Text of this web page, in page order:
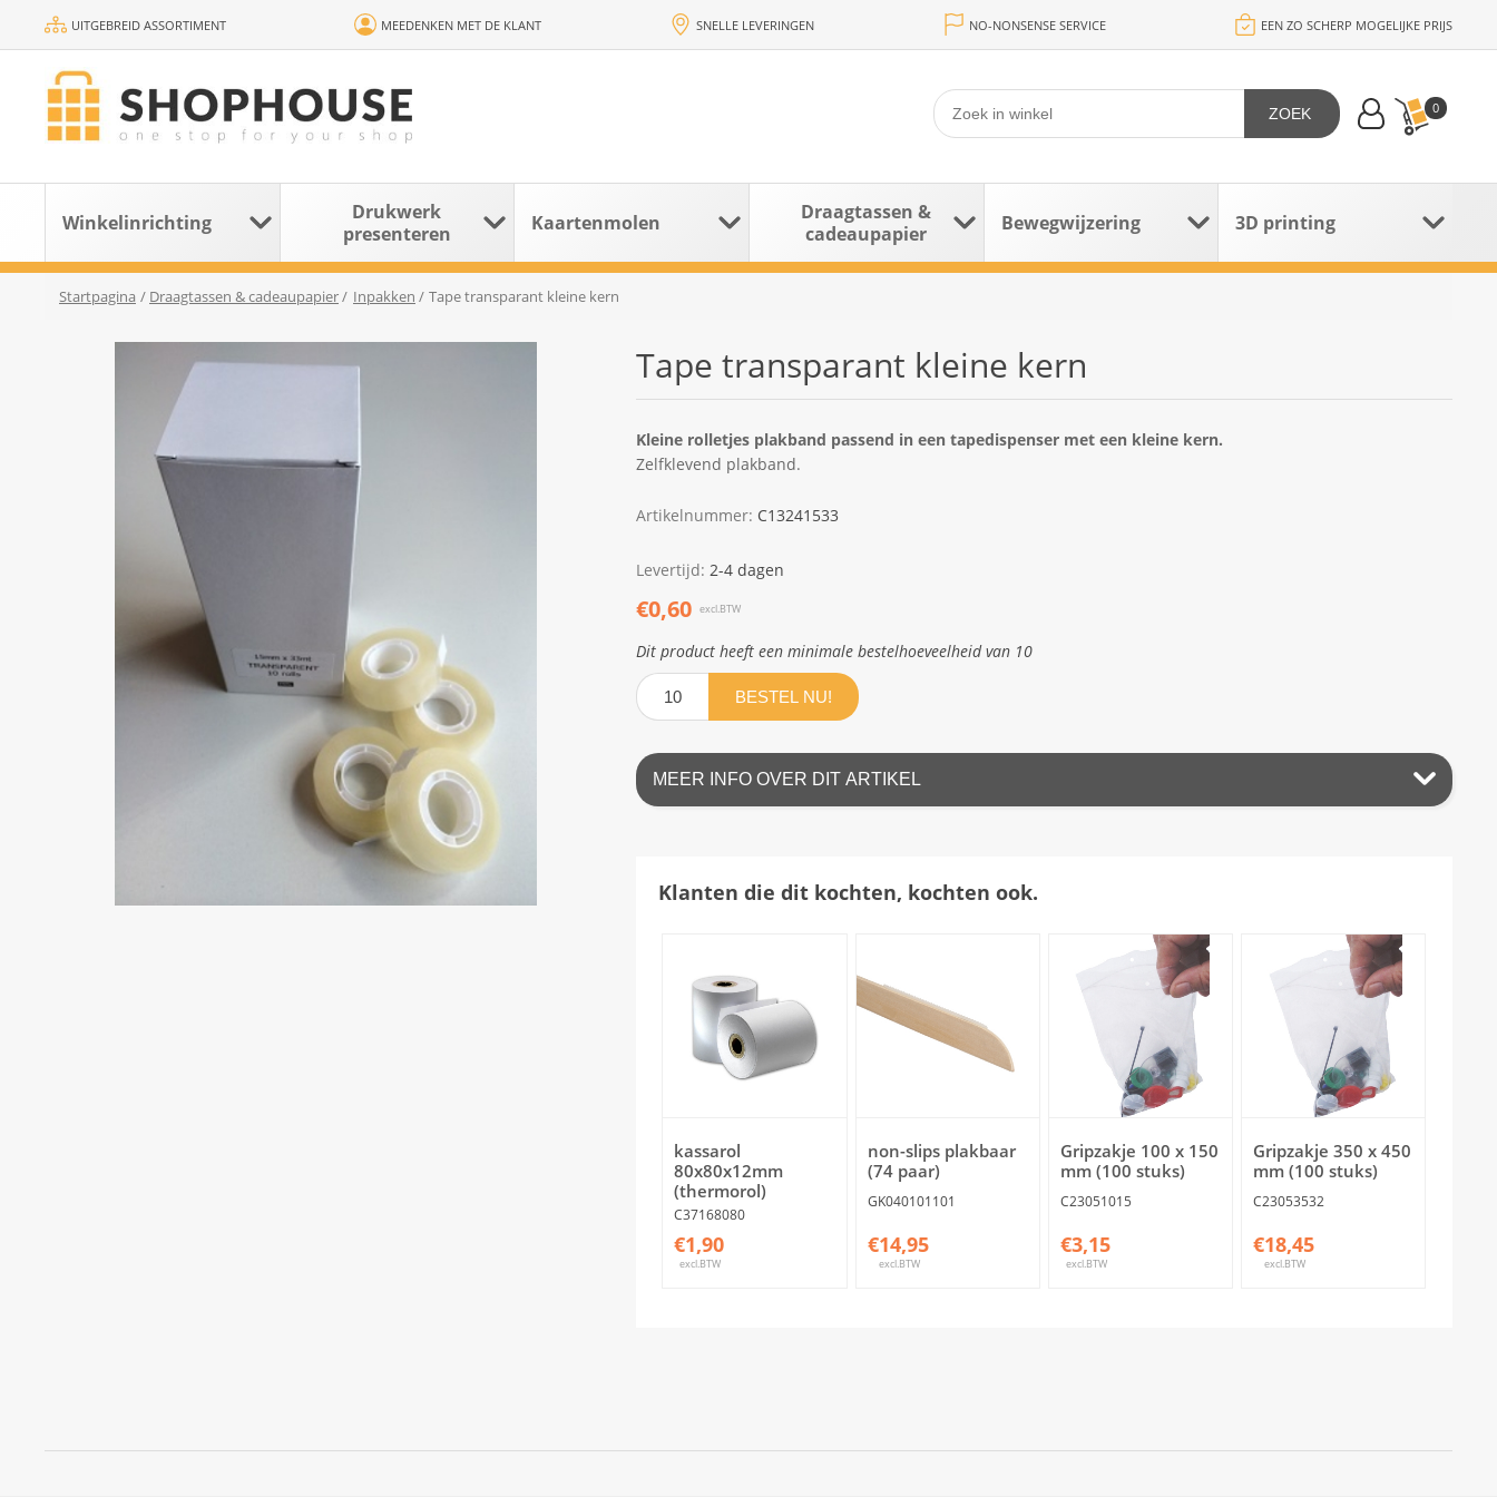
UITGEBREID ASSORTIMENT MEEDENKEN MET DE KLANT SNELLE LEVERINGEN NO-NONSENSE SERVICE EEN ZO SCHERP MOGELIJKE PRIJS
0
ZOEK
Winkelinrichting
Drukwerk
presenteren
Kaartenmolen
Draagtassen &
cadeaupapier
Bewegwijzering 3D printing
Startpagina / Draagtassen & cadeaupapier/ Inpakken / Tape transparant kleine kern
Tape transparant kleine kern
Kleine rolletjes plakband passend in een tapedispenser met een kleine kern.
Zelfklevend plakband.
Artikelnummer: C13241533
Levertijd: 2-4 dagen
€0,60 excl.BTW
Dit product heeft een minimale bestelhoeveelheid van 10
BESTEL NU!
MEER INFO OVER DIT ARTIKEL
Klanten die dit kochten, kochten ook.
kassarol
80x80x12mm
(thermorol)
C37168080
€1,90
excl.BTW
non-slips plakbaar
(74 paar)
GK040101101
€14,95
excl.BTW
Gripzakje 100 x 150
mm (100 stuks)
C23051015
€3,15
excl.BTW
Gripzakje 350 x 450
mm (100 stuks)
C23053532
€18,45
excl.BTW